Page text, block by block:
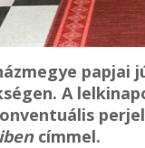
papjai
A
címmel.